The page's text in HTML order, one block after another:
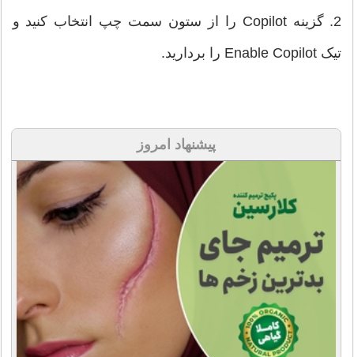
2. گزینه Copilot را از ستون سمت چپ انتخاب کنید و
تیک Enable Copilot را بردارید.
پیشنهاد امروز